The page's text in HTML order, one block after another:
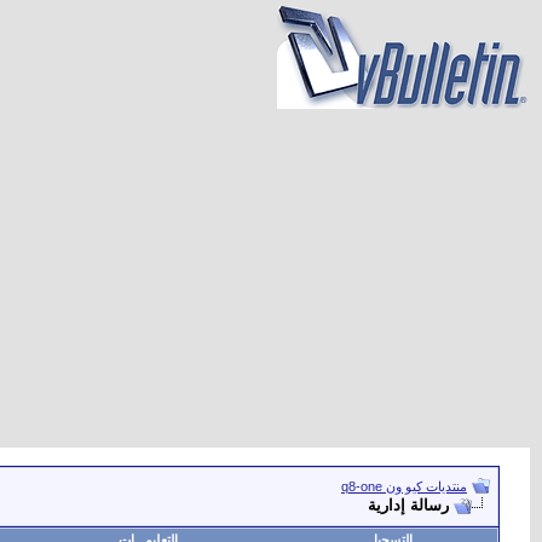
منتديات كيو ون q8-one
رسالة إدارية